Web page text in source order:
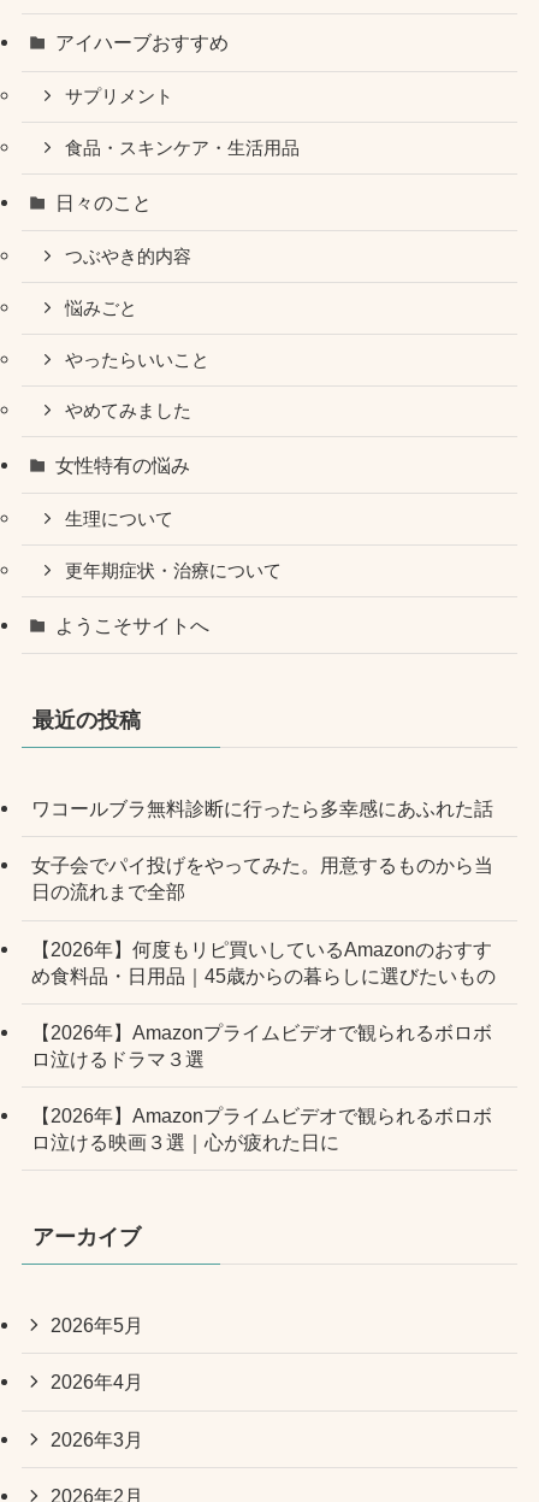
アイハーブおすすめ
サプリメント
食品・スキンケア・生活用品
日々のこと
つぶやき的内容
悩みごと
やったらいいこと
やめてみました
女性特有の悩み
生理について
更年期症状・治療について
ようこそサイトへ
最近の投稿
ワコールブラ無料診断に行ったら多幸感にあふれた話
女子会でパイ投げをやってみた。用意するものから当
日の流れまで全部
【2026年】何度もリピ買いしているAmazonのおすす
め食料品・日用品｜45歳からの暮らしに選びたいもの
【2026年】Amazonプライムビデオで観られるボロボ
ロ泣けるドラマ３選
【2026年】Amazonプライムビデオで観られるボロボ
ロ泣ける映画３選｜心が疲れた日に
アーカイブ
2026年5月
2026年4月
2026年3月
2026年2月